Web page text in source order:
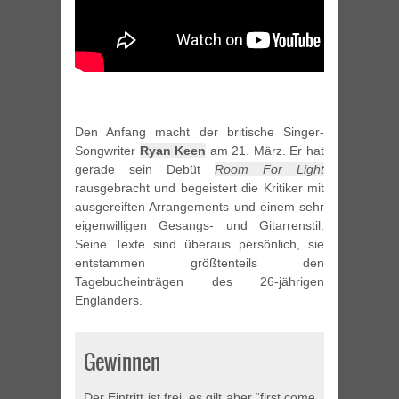
Den Anfang macht der britische Singer-
Songwriter Ryan Keen am 21. März. Er hat
gerade sein Debüt Room For Light
rausgebracht und begeistert die Kritiker mit
ausgereiften Arrangements und einem sehr
eigenwilligen Gesangs- und Gitarrenstil.
Seine Texte sind überaus persönlich, sie
entstammen größtenteils den
Tagebucheinträgen des 26-jährigen
Engländers.
Gewinnen